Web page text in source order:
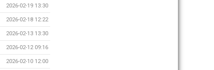
2026-02-19 13:30
2026-02-18 12:22
2026-02-13 13:30
2026-02-12 09:16
2026-02-10 12:00